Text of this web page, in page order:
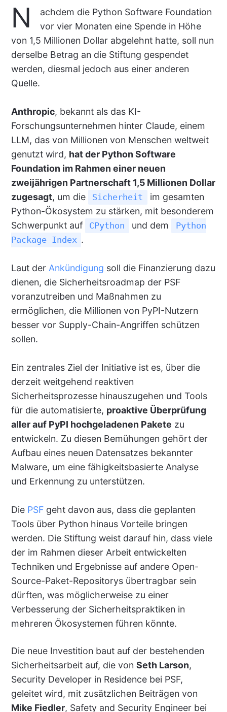
N
achdem die Python Software Foundation
vor vier Monaten eine Spende in Höhe
von 1,5 Millionen Dollar abgelehnt hatte, soll nun
derselbe Betrag an die Stiftung gespendet
werden, diesmal jedoch aus einer anderen
Quelle.
Anthropic, bekannt als das KI-
Forschungsunternehmen hinter Claude, einem
LLM, das von Millionen von Menschen weltweit
genutzt wird, hat der Python Software
Foundation im Rahmen einer neuen
zweijährigen Partnerschaft 1,5 Millionen Dollar
zugesagt, um die Sicherheit
im gesamten
Python-Ökosystem zu stärken, mit besonderem
Schwerpunkt auf
CPython und dem
Python
Package Index .
Laut der Ankündigung soll die Finanzierung dazu
dienen, die Sicherheitsroadmap der PSF
voranzutreiben und Maßnahmen zu
ermöglichen, die Millionen von PyPI-Nutzern
besser vor Supply-Chain-Angriffen schützen
sollen.
Ein zentrales Ziel der Initiative ist es, über die
derzeit weitgehend reaktiven
Sicherheitsprozesse hinauszugehen und Tools
für die automatisierte, proaktive Überprüfung
aller auf PyPI hochgeladenen Pakete zu
entwickeln. Zu diesen Bemühungen gehört der
Aufbau eines neuen Datensatzes bekannter
Malware, um eine fähigkeitsbasierte Analyse
und Erkennung zu unterstützen.
Die PSFgeht davon aus, dass die geplanten
Tools über Python hinaus Vorteile bringen
werden. Die Stiftung weist darauf hin, dass viele
der im Rahmen dieser Arbeit entwickelten
Techniken und Ergebnisse auf andere Open-
Source-Paket-Repositorys übertragbar sein
dürften, was möglicherweise zu einer
Verbesserung der Sicherheitspraktiken in
mehreren Ökosystemen führen könnte.
Die neue Investition baut auf der bestehenden
Sicherheitsarbeit auf, die von Seth Larson,
Security Developer in Residence bei PSF,
geleitet wird, mit zusätzlichen Beiträgen von
Mike Fiedler, Safety and Security Engineer bei